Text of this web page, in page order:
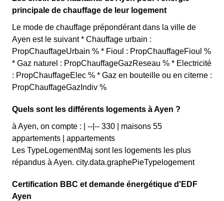
principale de chauffage de leur logement
Le mode de chauffage prépondérant dans la ville de
Ayen est le suivant * Chauffage urbain :
PropChauffageUrbain % * Fioul : PropChauffageFioul %
* Gaz naturel : PropChauffageGazReseau % * Electricité
: PropChauffageElec % * Gaz en bouteille ou en citerne :
PropChauffageGazIndiv %
Quels sont les différents logements à Ayen ?
à Ayen, on compte : | --|-- 330 | maisons 55
appartements | appartements
Les TypeLogementMaj sont les logements les plus
répandus à Ayen. city.data.graphePieTypelogement
Certification BBC et demande énergétique d'EDF
Ayen